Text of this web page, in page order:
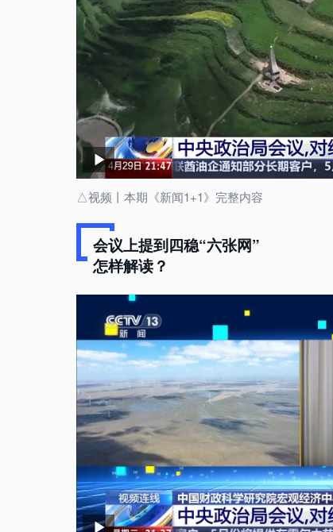
△视频丨本期《新闻1+1》完整内容
会议上提到四稳“六张网”
怎样解读？